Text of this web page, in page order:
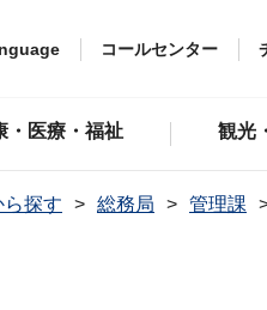
コールセンター
・医療・福祉 観光
ら探す 総務局
管理課